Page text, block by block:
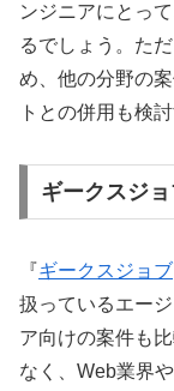
ンジニアにとっ
るでしょう。た
め、他の分野の
トとの併用も検
ギークスジ
『ギークスジョブ
扱っているエー
ア向けの案件も
なく、Web業界